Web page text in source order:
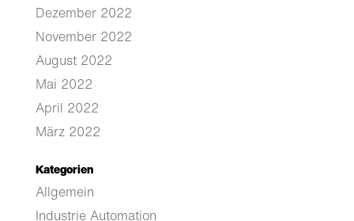
Dezember 2022
November 2022
August 2022
Mai 2022
April 2022
März 2022
Kategorien
Allgemein
Industrie Automation